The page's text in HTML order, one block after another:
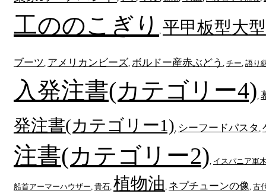
工ののこぎり 平甲板型大
ブーツ アメリカンビーズ ボルドー産赤ぶどう チー 語り
入発注書(カテゴリー4)
発注書(カテゴリー1) シーフードパスタ
注書(カテゴリー2) イスパニア軍
船首アーマーハウザー 貴石 植物油 ネプチューンの像 古